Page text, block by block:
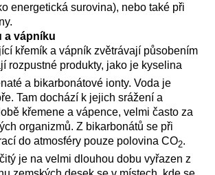
energetická surovina), nebo také při
a vápníku
křemík a vápník zvětrávají působením
rozpustné produkty, jako je kyselina
a bikarbonátové ionty. Voda je
Tam dochází k jejich srážení a
křemene a vápence, velmi často za
organizmů. Z bikarbonátů se při
do atmosféry pouze polovina CO2.
je na velmi dlouhou dobu vyřazen z